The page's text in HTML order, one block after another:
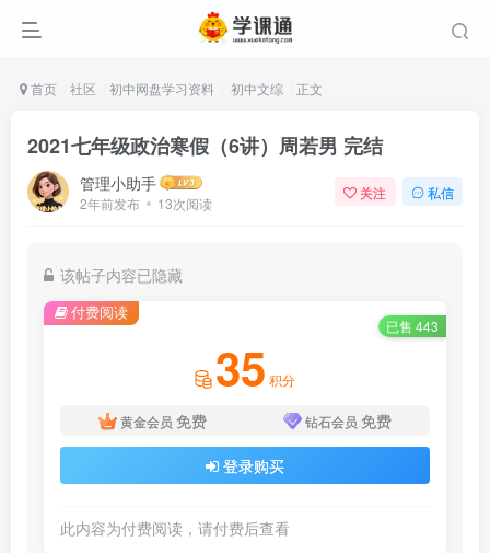
首页 社区 初中网盘学习资料 初中文综 正文
2021七年级政治寒假（6讲）周若男 完结
管理小助手
2年前发布 13次阅读
关注 私信
该帖子内容已隐藏
付费阅读
已售 443
35 积分
黄金会员 免费 钻石会员 免费
登录购买
此内容为付费阅读，请付费后查看